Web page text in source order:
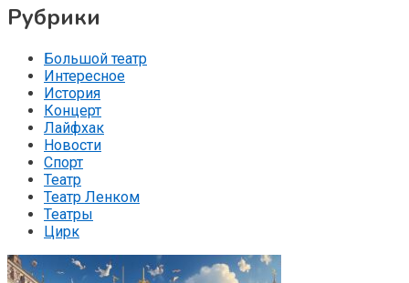
Рубрики
Большой театр
Интересное
История
Концерт
Лайфхак
Новости
Спорт
Театр
Театр Ленком
Театры
Цирк